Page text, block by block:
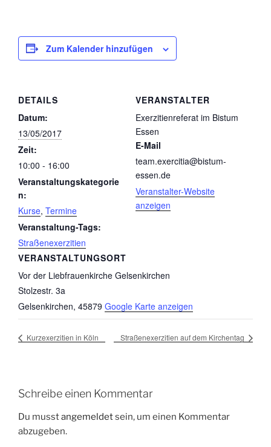
Zum Kalender hinzufügen
DETAILS
Datum:
13/05/2017
Zeit:
10:00 - 16:00
Veranstaltungskategorie
n:
Kurse, Termine
Veranstaltung-Tags:
Straßenexerzitien
VERANSTALTUNGSORT
Vor der Liebfrauenkirche Gelsenkirchen
Stolzestr. 3a
Gelsenkirchen, 45879 Google Karte anzeigen
VERANSTALTER
Exerzitienreferat im Bistum
Essen
E-Mail
team.exercitia@bistum-
essen.de
Veranstalter-Website
anzeigen
Kurzexerzitien in Köln Straßenexerzitien auf dem Kirchentag
Schreibe einen Kommentar
Du musstangemeldetsein, um einen Kommentar
abzugeben.